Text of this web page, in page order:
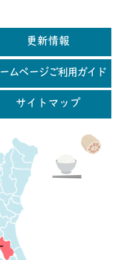
更新情報
ムページご利用ガイド
サイトマップ